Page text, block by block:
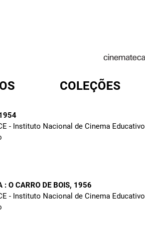
COLEÇÕES
- Instituto Nacional de Cinema Educativo
O CARRO DE BOIS, 1956
- Instituto Nacional de Cinema Educativo